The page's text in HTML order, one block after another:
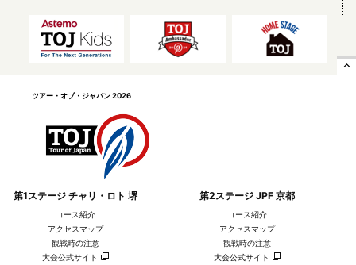
expand_less
ツアー・オブ・ジャパン 2026
第1ステージ チャリ・ロト 堺
コース紹介
アクセスマップ
観戦時の注意
大会公式サイト
第2ステージ JPF 京都
コース紹介
アクセスマップ
観戦時の注意
大会公式サイト